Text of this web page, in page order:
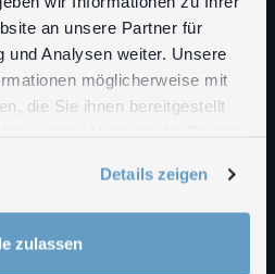
an unsere Partner für
und Analysen weiter. Unsere
möglicherweise mit
die Sie ihnen bereitgestellt
Details zeigen
zulassen